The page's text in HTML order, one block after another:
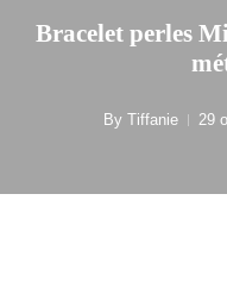
Bracelet perles
By Tiffanie 29